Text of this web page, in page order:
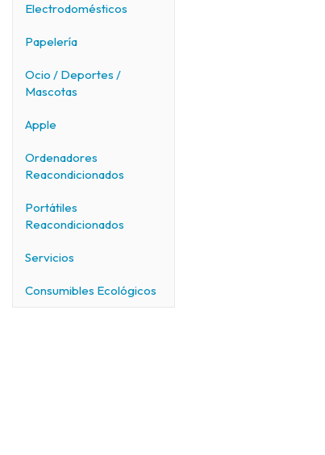
Electrodomésticos
Papelería
Ocio / Deportes /
Mascotas
Apple
Ordenadores
Reacondicionados
Portátiles
Reacondicionados
Servicios
Consumibles Ecológicos